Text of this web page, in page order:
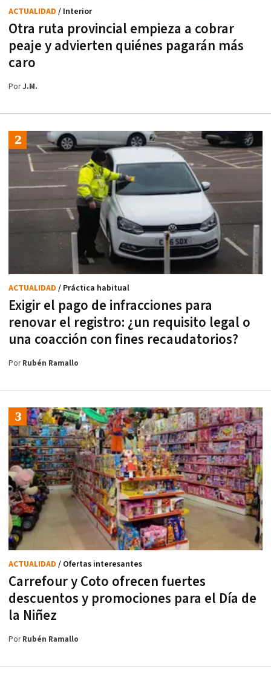
Otra ruta provincial empieza a cobrar
peaje y advierten quiénes pagarán más
caro
ACTUALIDAD / Interior
PorJ.M.
Exigir el pago de infracciones para
renovar el registro: ¿un requisito legal o
una coacción con fines recaudatorios?
ACTUALIDAD / Práctica habitual
PorRubén Ramallo
Carrefour y Coto ofrecen fuertes
descuentos y promociones para el Día de
la Niñez
ACTUALIDAD / Ofertas interesantes
PorRubén Ramallo